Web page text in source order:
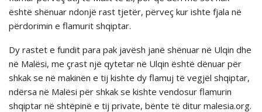
është shënuar ndonjë rast tjetër, përveç kur ishte fjala në
përdorimin e flamurit shqiptar.
Dy rastet e fundit para pak javësh janë shënuar në Ulqin dhe
në Malësi, me çrast një qytetar në Ulqin është dënuar për
shkak se në makinën e tij kishte dy flamuj të vegjël shqiptar,
ndërsa në Malësi për shkak se kishte vendosur flamurin
shqiptar në shtëpinë e tij private, bënte të ditur malesia.org.